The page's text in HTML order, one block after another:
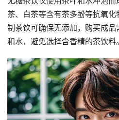
茶、白茶等含有茶多酚等抗氧
制茶饮可确保无添加，购买成
和水，避免选择含香精的茶饮料。